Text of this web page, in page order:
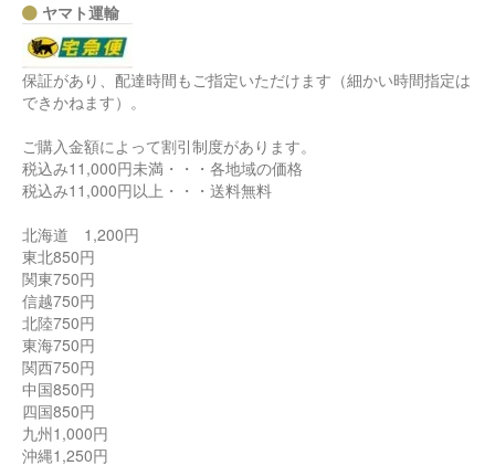
ヤマト運輸
保証があり、配達時間もご指定いただけます（細かい時間指定は
できかねます）。
ご購入金額によって割引制度があります。
税込み11,000円未満・・・各地域の価格
税込み11,000円以上・・・送料無料
北海道 1,200円
東北850円
関東750円
信越750円
北陸750円
東海750円
関西750円
中国850円
四国850円
九州1,000円
沖縄1,250円